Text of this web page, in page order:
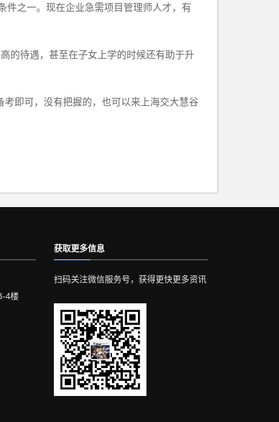
之一。现在企业急需项目管理师人才，有
待遇，甚至在子女上学的时候还有助于升
即可，没有把握的，也可以来上海交大慧谷
4楼
获取更多信息
扫码关注微信服务号，获得更快更多资讯